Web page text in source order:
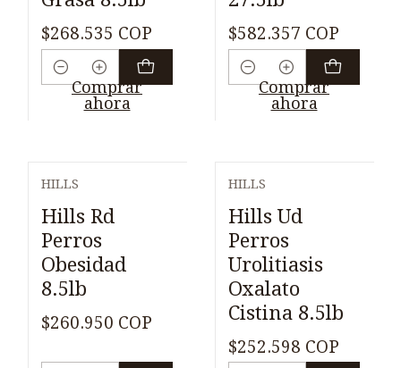
$268.535 COP
Cantidad
Comprar
ahora
$582.357 COP
Cantidad
Comprar
ahora
HILLS
Hills Rd
Perros
Obesidad
8.5lb
$260.950 COP
HILLS
Hills Ud
Perros
Urolitiasis
Oxalato
Cistina 8.5lb
$252.598 COP